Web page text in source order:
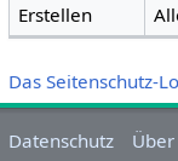
Erstellen
Das Seitenschutz-
Datenschutz